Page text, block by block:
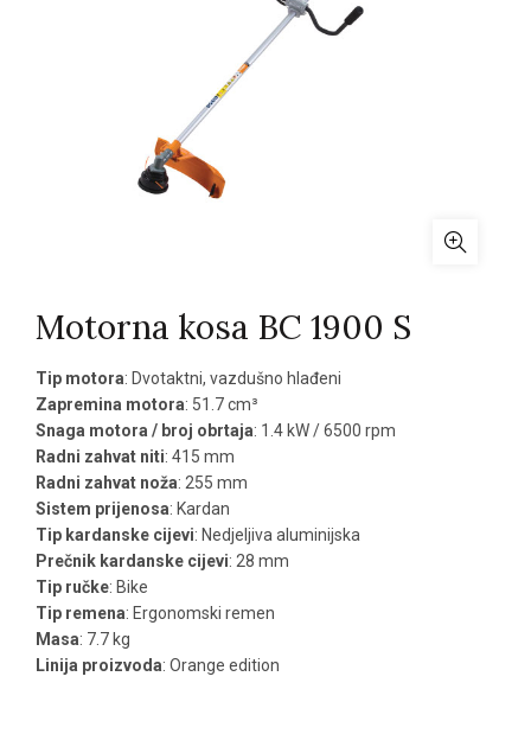
Motorna kosa BC 1900 S
Tip motora: Dvotaktni, vazdušno hlađeni
Zapremina motora: 51.7 cm³
Snaga motora / broj obrtaja: 1.4 kW / 6500 rpm
Radni zahvat niti: 415 mm
Radni zahvat noža: 255 mm
Sistem prijenosa: Kardan
Tip kardanske cijevi: Nedjeljiva aluminijska
Prečnik kardanske cijevi: 28 mm
Tip ručke: Bike
Tip remena: Ergonomski remen
Masa: 7.7 kg
Linija proizvoda: Orange edition